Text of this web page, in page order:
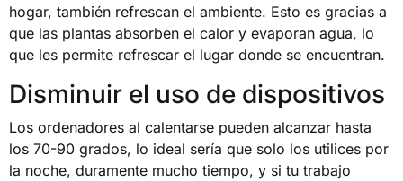
hogar, también refrescan el ambiente. Esto es gracias a
que las plantas absorben el calor y evaporan agua, lo
que les permite refrescar el lugar donde se encuentran.
Disminuir el uso de dispositivos
Los ordenadores al calentarse pueden alcanzar hasta
los 70-90 grados, lo ideal sería que solo los utilices por
la noche, duramente mucho tiempo, y si tu trabajo